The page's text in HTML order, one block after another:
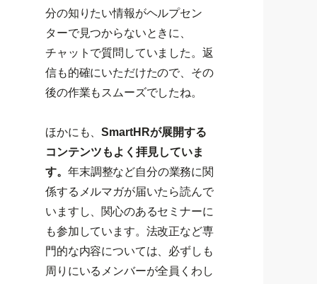
分の知りたい情報がヘルプセン
ターで見つからないときに、
チャットで質問していました。返
信も的確にいただけたので、その
後の作業もスムーズでしたね。
ほかにも、SmartHRが展開する
コンテンツもよく拝見していま
す。 年末調整など自分の業務に関
係するメルマガが届いたら読んで
いますし、関心のあるセミナーに
も参加しています。法改正など専
門的な内容については、必ずしも
周りにいるメンバーが全員くわし